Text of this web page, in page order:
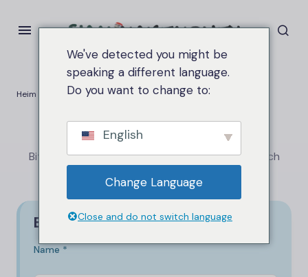
Heim Kontakte
Kontaktieren Sie uns
Bitte geben Sie alle erforderlichen Angaben an. Ich
Bereit, loszulegen?
Name *
We've detected you might be
speaking a different language.
Do you want to change to:
English
Change Language
Close and do not switch language